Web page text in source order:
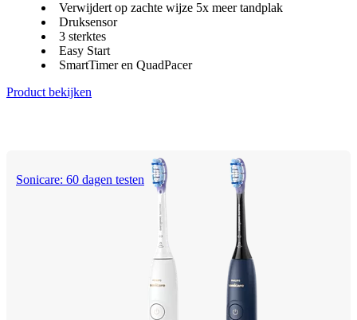
Verwijdert op zachte wijze 5x meer tandplak
Druksensor
3 sterktes
Easy Start
SmartTimer en QuadPacer
Product bekijken
Sonicare: 60 dagen testen